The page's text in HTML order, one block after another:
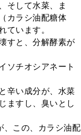
そして水菜、ま
カラシ油配糖体
ています。
すと、分解酵素が
ソチオシアネート
辛い成分が、水菜
ますし、臭いとし
この、カラシ油配